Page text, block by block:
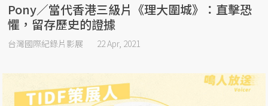
Pony／當代香港三級片《理大圍城》：直擊恐
懼，留存歷史的證據
台灣國際紀錄片影展 22 Apr, 2021